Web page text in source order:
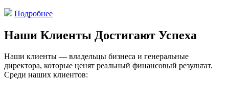
Подробнее
Наши Клиенты Достигают Успеха
Наши клиенты — владельцы бизнеса и генеральные
директора, которые ценят реальный финансовый результат.
Среди наших клиентов: